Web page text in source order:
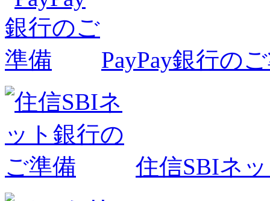
PayPay銀行の
住信SBIネ